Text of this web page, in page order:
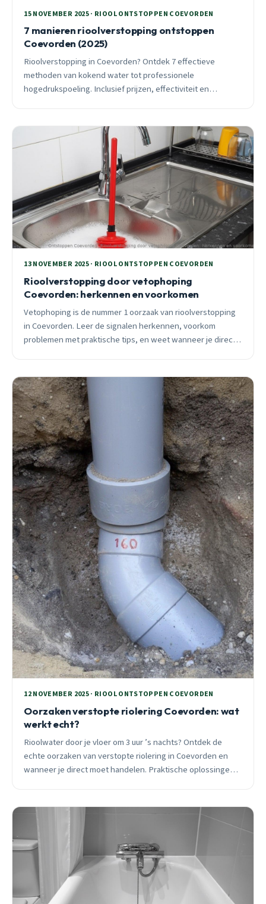
15 NOVEMBER 2025 · RIOOL ONTSTOPPEN COEVORDEN
7 manieren rioolverstopping ontstoppen
Coevorden (2025)
Rioolverstopping in Coevorden? Ontdek 7 effectieve
methoden van kokend water tot professionele
hogedrukspoeling. Inclusief prijzen, effectiviteit en
13 NOVEMBER 2025 · RIOOL ONTSTOPPEN COEVORDEN
Rioolverstopping door vetophoping
Coevorden: herkennen en voorkomen
Vetophoping is de nummer 1 oorzaak van rioolverstopping
in Coevorden. Leer de signalen herkennen, voorkom
problemen met praktische tips, en weet wanneer je direct
12 NOVEMBER 2025 · RIOOL ONTSTOPPEN COEVORDEN
Oorzaken verstopte riolering Coevorden: wat
werkt echt?
Rioolwater door je vloer om 3 uur ’s nachts? Ontdek de
echte oorzaken van verstopte riolering in Coevorden en
wanneer je direct moet handelen. Praktische oplossingen